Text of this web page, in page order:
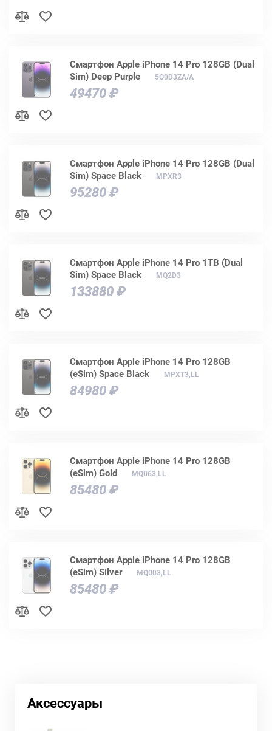
Смартфон Apple iPhone 14 Pro 128GB (Dual
Sim) Deep Purple
5Q0D3ZA/A
49470 ₽
Смартфон Apple iPhone 14 Pro 128GB (Dual
Sim) Space Black
MPXR3
95280 ₽
Смартфон Apple iPhone 14 Pro 1TB (Dual
Sim) Space Black
MQ2D3
133880 ₽
Смартфон Apple iPhone 14 Pro 128GB
(eSim) Space Black
MPXT3,LL
84980 ₽
Смартфон Apple iPhone 14 Pro 128GB
(eSim) Gold
MQ063,LL
85480 ₽
Смартфон Apple iPhone 14 Pro 128GB
(eSim) Silver
MQ003,LL
85480 ₽
Аксессуары